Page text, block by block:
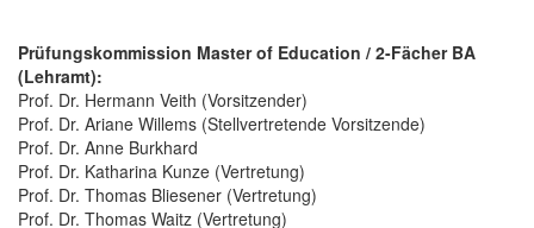
Prüfungskommission Master of Education / 2-Fächer BA
(Lehramt):
Prof. Dr. Hermann Veith (Vorsitzender)
Prof. Dr. Ariane Willems (Stellvertretende Vorsitzende)
Prof. Dr. Anne Burkhard
Prof. Dr. Katharina Kunze (Vertretung)
Prof. Dr. Thomas Bliesener (Vertretung)
Prof. Dr. Thomas Waitz (Vertretung)